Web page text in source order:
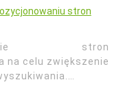
stron
stron
na celu zwiększenie